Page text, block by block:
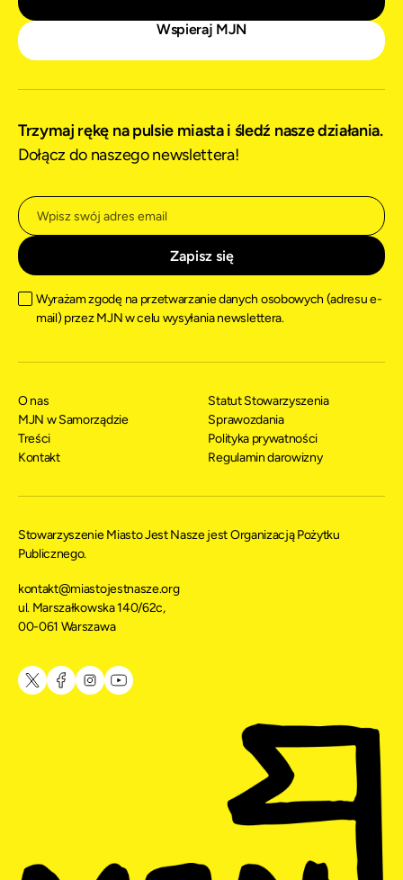
Wspieraj MJN
Trzymaj rękę na pulsie miasta i śledź nasze działania.
Dołącz do naszego newslettera!
Wyrażam zgodę na przetwarzanie danych osobowych (adresu e-
mail) przez MJN w celu wysyłania newslettera.
Stowarzyszenie Miasto Jest Nasze jest Organizacją Pożytku
Publicznego.
kontakt@miastojestnasze.org
ul. Marszałkowska 140/62c,
00-061 Warszawa
O nas
MJN w Samorządzie
Treści
Kontakt
Statut Stowarzyszenia
Sprawozdania
Polityka prywatności
Regulamin darowizny